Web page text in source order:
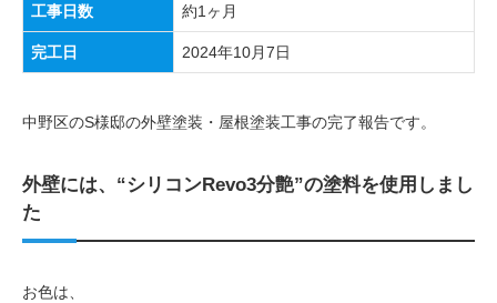
工事日数 約1ヶ月
完工日 2024年10月7日
中野区のS様邸の外壁塗装・屋根塗装工事の完了報告です。
外壁には、“シリコンRevo3分艶”の塗料を使用しまし
た
お色は、